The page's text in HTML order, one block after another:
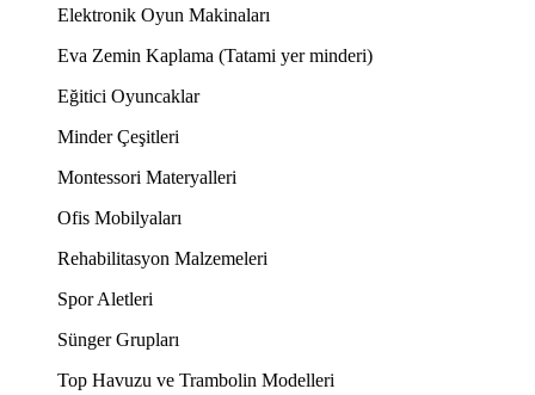
Elektronik Oyun Makinaları
Eva Zemin Kaplama (Tatami yer minderi)
Eğitici Oyuncaklar
Minder Çeşitleri
Montessori Materyalleri
Ofis Mobilyaları
Rehabilitasyon Malzemeleri
Spor Aletleri
Sünger Grupları
Top Havuzu ve Trambolin Modelleri